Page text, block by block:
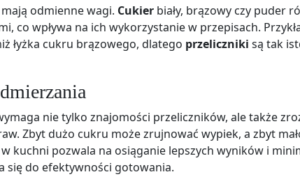
mają odmienne wagi. Cukier biały, brązowy czy puder
co wpływa na ich wykorzystanie w przepisach.
łyżka cukru brązowego, dlatego przeliczniki są tak
nie tylko znajomości przeliczników, ale także
Zbyt dużo cukru może zrujnować wypiek, a zbyt
w kuchni pozwala na osiąganie lepszych wyników i
się do efektywności gotowania.